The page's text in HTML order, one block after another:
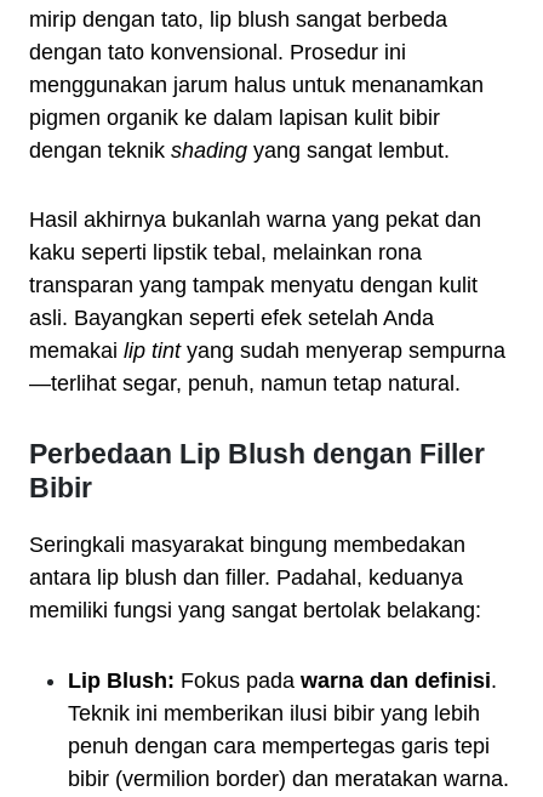
mirip dengan tato, lip blush sangat berbeda
dengan tato konvensional. Prosedur ini
menggunakan jarum halus untuk menanamkan
pigmen organik ke dalam lapisan kulit bibir
dengan teknik shading yang sangat lembut.
Hasil akhirnya bukanlah warna yang pekat dan
kaku seperti lipstik tebal, melainkan rona
transparan yang tampak menyatu dengan kulit
asli. Bayangkan seperti efek setelah Anda
memakai lip tintyang sudah menyerap sempurna
—terlihat segar, penuh, namun tetap natural.
Perbedaan Lip Blush dengan Filler
Bibir
Seringkali masyarakat bingung membedakan
antara lip blush dan filler. Padahal, keduanya
memiliki fungsi yang sangat bertolak belakang:
Lip Blush: Fokus pada warna dan definisi.
Teknik ini memberikan ilusi bibir yang lebih
penuh dengan cara mempertegas garis tepi
bibir (vermilion border) dan meratakan warna.